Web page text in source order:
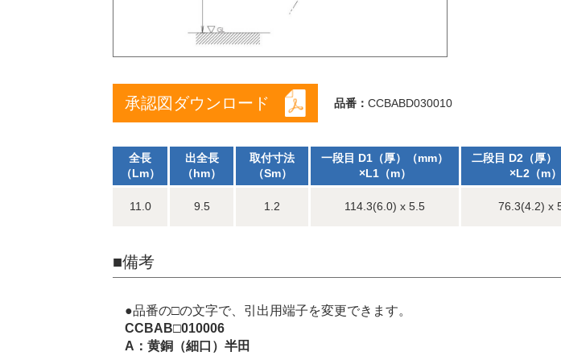
承認図ダウンロード 品番： CCBABD030010
全長
（Lm）
出全長
（hm）
取付寸法
（Sm）
一段目 D1（厚）（mm）
×L1（m）
二段目 D2（厚）
×L2（m）
11.0 9.5 1.2 114.3(6.0) x 5.5 76.3(4.2) x
■備考
●品番の□の文字で、引出用端子を変更できます。
CCBAB□010006
A：黄銅（細口）半田